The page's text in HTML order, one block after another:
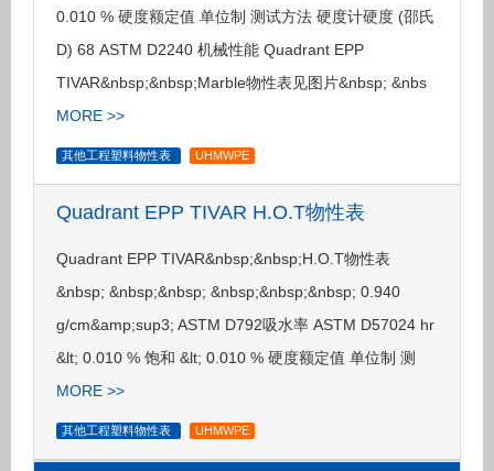
0.010 % 硬度额定值 单位制 测试方法 硬度计硬度 (邵氏
D) 68 ASTM D2240 机械性能 Quadrant EPP
TIVAR&nbsp;&nbsp;Marble物性表见图片&nbsp; &nbs
MORE >>
其他工程塑料物性表 UHMWPE
Quadrant EPP TIVAR H.O.T物性表
Quadrant EPP TIVAR&nbsp;&nbsp;H.O.T物性表
&nbsp; &nbsp;&nbsp; &nbsp;&nbsp;&nbsp; 0.940
g/cm&amp;sup3; ASTM D792吸水率 ASTM D57024 hr
&lt; 0.010 % 饱和 &lt; 0.010 % 硬度额定值 单位制 测
MORE >>
其他工程塑料物性表 UHMWPE